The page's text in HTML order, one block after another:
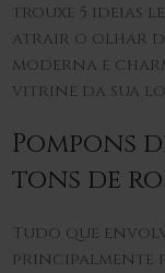
trouxe 5 ideias
atrair o olhar
moderna e
vitrine da sua
Pompons
tons de
Tudo que
principalmente